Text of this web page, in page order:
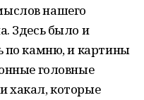
нашего
Здесь было и
по камню, и картины
головные
хакал, которые